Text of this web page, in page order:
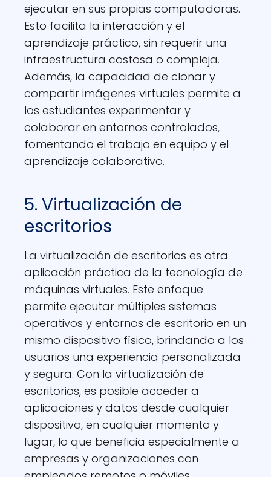
ejecutar en sus propias computadoras.
Esto facilita la interacción y el
aprendizaje práctico, sin requerir una
infraestructura costosa o compleja.
Además, la capacidad de clonar y
compartir imágenes virtuales permite a
los estudiantes experimentar y
colaborar en entornos controlados,
fomentando el trabajo en equipo y el
aprendizaje colaborativo.
5. Virtualización de
escritorios
La virtualización de escritorios es otra
aplicación práctica de la tecnología de
máquinas virtuales. Este enfoque
permite ejecutar múltiples sistemas
operativos y entornos de escritorio en un
mismo dispositivo físico, brindando a los
usuarios una experiencia personalizada
y segura. Con la virtualización de
escritorios, es posible acceder a
aplicaciones y datos desde cualquier
dispositivo, en cualquier momento y
lugar, lo que beneficia especialmente a
empresas y organizaciones con